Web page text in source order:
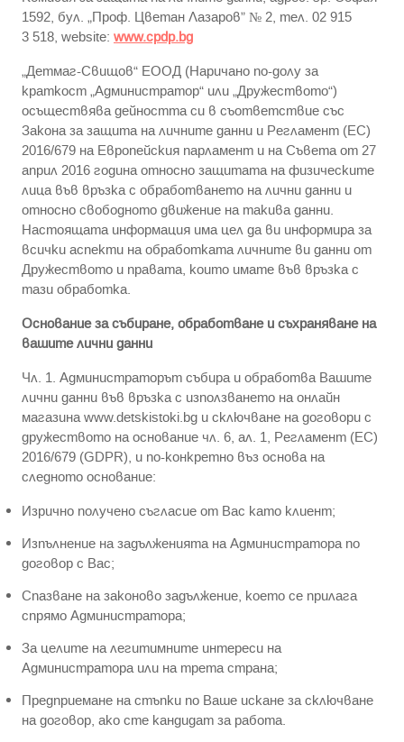
1592, бул. „Проф. Цветан Лазаров” № 2, тел. 02 915
3 518, website: www.cpdp.bg
„Детмаг-Свищов“ ЕООД (Наричано по-долу за
краткост „Администратор“ или „Дружеството“)
осъществява дейността си в съответствие със
Закона за защита на личните данни и Регламент (ЕС)
2016/679 на Европейския парламент и на Съвета от 27
април 2016 година относно защитата на физическите
лица във връзка с обработването на лични данни и
относно свободното движение на такива данни.
Настоящата информация има цел да ви информира за
всички аспекти на обработката личните ви данни от
Дружеството и правата, които имате във връзка с
тази обработка.
Основание за събиране, обработване и съхраняване на
вашите лични данни
Чл. 1. Администраторът събира и обработва Вашите
лични данни във връзка с използването на онлайн
магазина www.detskistoki.bg и сключване на договори с
дружеството на основание чл. 6, ал. 1, Регламент (ЕС)
2016/679 (GDPR), и по-конкретно въз основа на
следното основание:
Изрично получено съгласие от Вас като клиент;
Изпълнение на задълженията на Администратора по
договор с Вас;
Спазване на законово задължение, което се прилага
спрямо Администратора;
За целите на легитимните интереси на
Администратора или на трета страна;
Предприемане на стъпки по Ваше искане за сключване
на договор, ако сте кандидат за работа.